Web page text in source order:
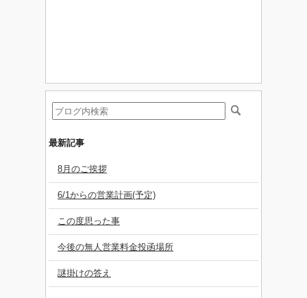
最新記事
8月のご挨拶
6/1からの営業計画(予定)
この度思った事
今後の無人営業料金投函場所
謎掛けの答え